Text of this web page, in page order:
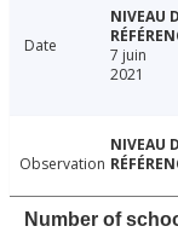
Date
7 juin
2021
Observation
Number of